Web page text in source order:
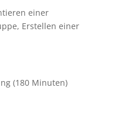
einer
Erstellen einer
(180 Minuten)